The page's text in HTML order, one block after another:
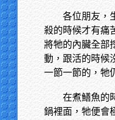
各位朋友，
殺的時候才有痛
將牠的內臟全部
動，跟活的時候
一節一節的，牠
在煮鱔魚的
鍋裡面，牠便會